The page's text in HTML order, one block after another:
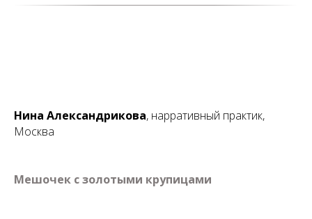
Нина Александрикова, нарративный практик,
Москва
Мешочек с золотыми крупицами